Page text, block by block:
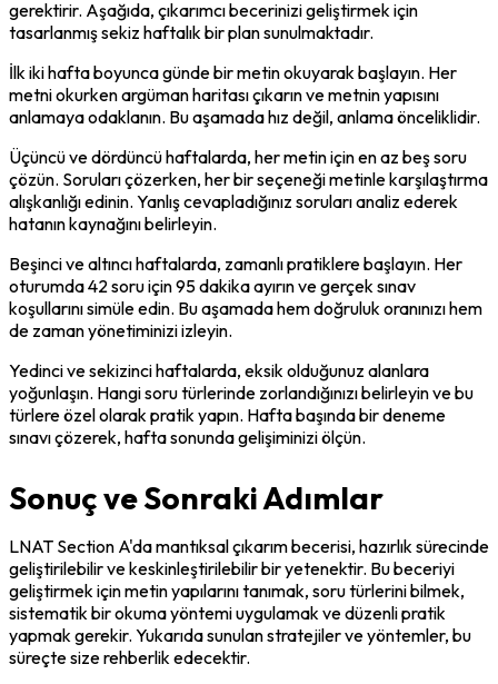
gerektirir. Aşağıda, çıkarımcı becerinizi geliştirmek için
tasarlanmış sekiz haftalık bir plan sunulmaktadır.
İlk iki hafta boyunca günde bir metin okuyarak başlayın. Her
metni okurken argüman haritası çıkarın ve metnin yapısını
anlamaya odaklanın. Bu aşamada hız değil, anlama önceliklidir.
Üçüncü ve dördüncü haftalarda, her metin için en az beş soru
çözün. Soruları çözerken, her bir seçeneği metinle karşılaştırma
alışkanlığı edinin. Yanlış cevapladığınız soruları analiz ederek
hatanın kaynağını belirleyin.
Beşinci ve altıncı haftalarda, zamanlı pratiklere başlayın. Her
oturumda 42 soru için 95 dakika ayırın ve gerçek sınav
koşullarını simüle edin. Bu aşamada hem doğruluk oranınızı hem
de zaman yönetiminizi izleyin.
Yedinci ve sekizinci haftalarda, eksik olduğunuz alanlara
yoğunlaşın. Hangi soru türlerinde zorlandığınızı belirleyin ve bu
türlere özel olarak pratik yapın. Hafta başında bir deneme
sınavı çözerek, hafta sonunda gelişiminizi ölçün.
Sonuç ve Sonraki Adımlar
LNAT Section A'da mantıksal çıkarım becerisi, hazırlık sürecinde
geliştirilebilir ve keskinleştirilebilir bir yetenektir. Bu beceriyi
geliştirmek için metin yapılarını tanımak, soru türlerini bilmek,
sistematik bir okuma yöntemi uygulamak ve düzenli pratik
yapmak gerekir. Yukarıda sunulan stratejiler ve yöntemler, bu
süreçte size rehberlik edecektir.